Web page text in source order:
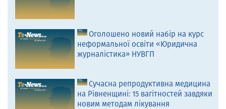
Оголошено новий набір на курс
неформальної освіти «Юридична
журналістика» НУВГП
Сучасна репродуктивна медицина
на Рівненщині: 15 вагітностей завдяки
новим методам лікування